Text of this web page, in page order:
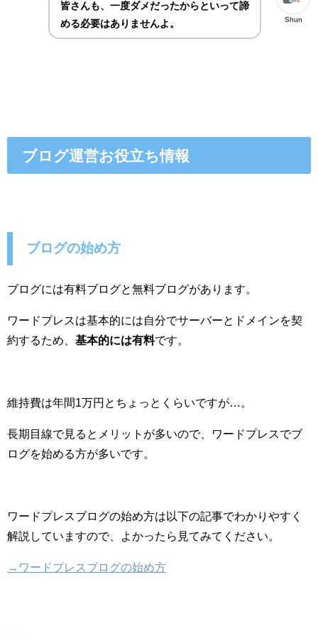
Shun
皆さんも、一度ダメだったからといって諦
める必要はありませんよ。
ブログ運営お役立ち情報
ブログの始め方
ブログには有料ブログと無料ブログがあります。
ワードプレスは基本的には自分でサーバーとドメインを契
約するため、 基本的には有料です。
維持費は年間1万円とちょっとくらいですが…。
長期目線で見るとメリットが多いので、ワードプレスでブ
ログを始める方が多いです。
ワードプレスブログの始め方は以下の記事でわかりやすく
解説していますので、よかったら見てみてください。
→ワードプレスブログの始め方